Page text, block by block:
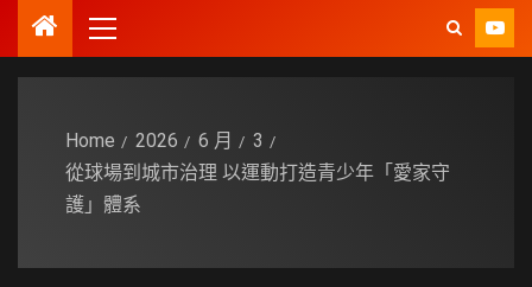
Home 2026 6 月
3
從球場到城市治理 以運動打造青少年「愛家守
護」體系